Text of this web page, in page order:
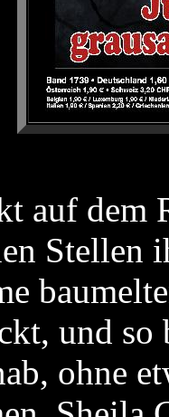
auf
Stellen
und
ohne